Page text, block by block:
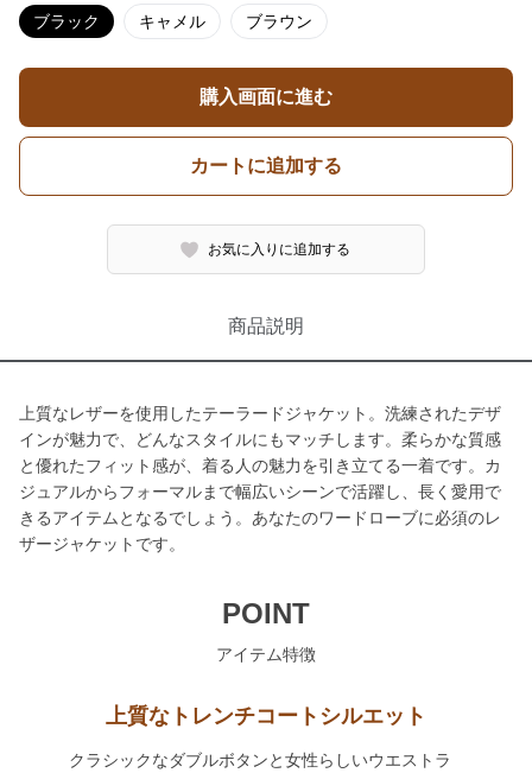
ブラック キャメル ブラウン
購入画面に進む
カートに追加する
お気に入りに追加する
商品説明
上質なレザーを使用したテーラードジャケット。洗練されたデザ
インが魅力で、どんなスタイルにもマッチします。柔らかな質感
と優れたフィット感が、着る人の魅力を引き立てる一着です。カ
ジュアルからフォーマルまで幅広いシーンで活躍し、長く愛用で
きるアイテムとなるでしょう。あなたのワードローブに必須のレ
ザージャケットです。
POINT
アイテム特徴
上質なトレンチコートシルエット
クラシックなダブルボタンと女性らしいウエストラ